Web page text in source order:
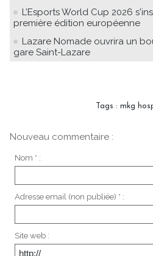
L’Esports World Cup 2026
première édition européenne
Lazare Nomade ouvrira un
gare Saint-Lazare
Tags : mkg
Nouveau commentaire :
Nom * :
Adresse email (non publiée) * :
Site web :